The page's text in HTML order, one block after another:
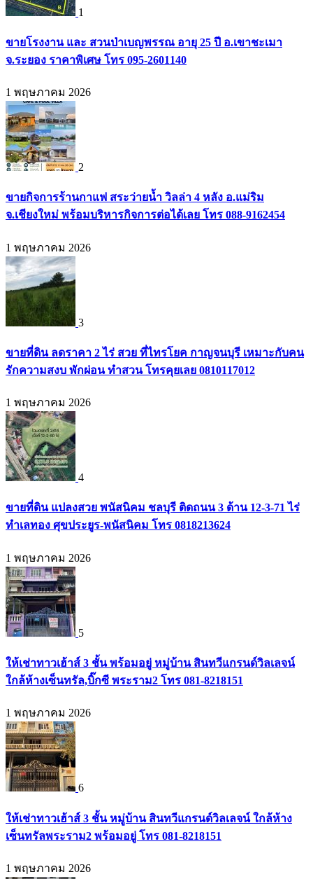
1
ขายโรงงาน และ สวนป่าเบญพรรณ อายุ 25 ปี อ.เขาชะเมา
จ.ระยอง ราคาพิเศษ โทร 095-2601140
1 พฤษภาคม 2026
2
ขายกิจการร้านกาแฟ สระว่ายน้ำ วิลล่า 4 หลัง อ.แม่ริม
จ.เชียงใหม่ พร้อมบริหารกิจการต่อได้เลย โทร 088-9162454
1 พฤษภาคม 2026
3
ขายที่ดิน ลดราคา 2 ไร่ สวย ที่ไทรโยค กาญจนบุรี เหมาะกับคน
รักความสงบ พักผ่อน ทำสวน โทรคุยเลย 0810117012
1 พฤษภาคม 2026
4
ขายที่ดิน แปลงสวย พนัสนิคม ชลบุรี ติดถนน 3 ด้าน 12-3-71 ไร่
ทำเลทอง ศุขประยูร-พนัสนิคม โทร 0818213624
1 พฤษภาคม 2026
5
ให้เช่าทาวเฮ้าส์ 3 ชั้น พร้อมอยู่ หมู่บ้าน สินทวีแกรนด์วิลเลจน์
ใกล้ห้างเซ็นทรัล,บิ๊กซี พระราม2 โทร 081-8218151
1 พฤษภาคม 2026
6
ให้เช่าทาวเฮ้าส์ 3 ชั้น หมู่บ้าน สินทวีแกรนด์วิลเลจน์ ใกล้ห้าง
เซ็นทรัลพระราม2 พร้อมอยู่ โทร 081-8218151
1 พฤษภาคม 2026